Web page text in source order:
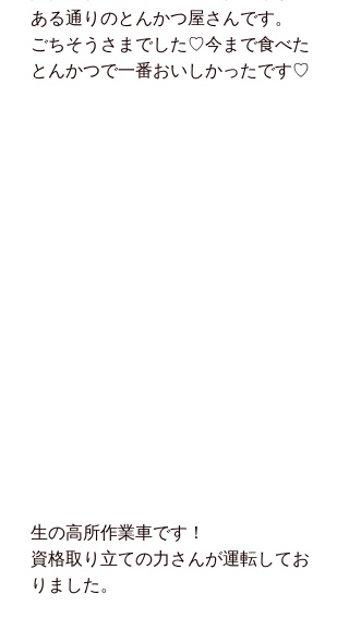
ある通りのとんかつ屋さんです。
ごちそうさまでした♡今まで食べた
とんかつで一番おいしかったです♡
生の高所作業車です！
資格取り立ての力さんが運転してお
りました。